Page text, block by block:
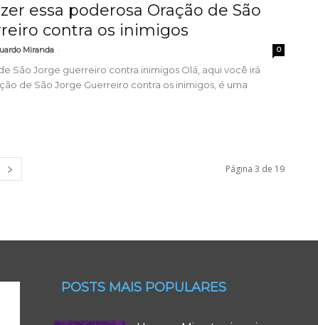
essa poderosa Oração de São
contra os inimigos
Miranda - 0
São Jorge guerreiro contra inimigos Olá, aqui você irá
de São Jorge Guerreiro contra os inimigos, é uma
Página 3 de 19
POSTS MAIS POPULARES